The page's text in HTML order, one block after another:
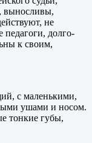
выносливы,
не
долго-
к своим,
с маленькими,
ушами и носом.
тонкие губы,